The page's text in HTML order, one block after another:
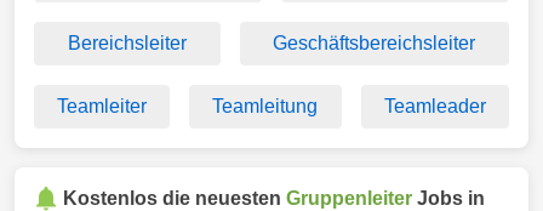
Bereichsleiter Geschäftsbereichsleiter
Teamleiter Teamleitung Teamleader
Kostenlos die neuesten Gruppenleiter Jobs in